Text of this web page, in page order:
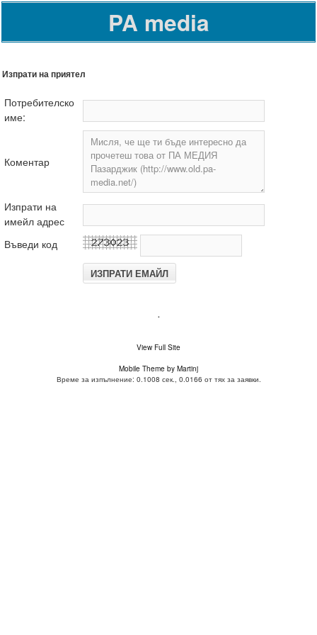
PA media
Изпрати на приятел
Потребителско
име:
Коментар
Изпрати на
имейл адрес
Въведи код
.
View Full Site
Mobile Theme by Martinj
Време за изпълнение: 0.1008 сек., 0.0166 от тях за заявки.